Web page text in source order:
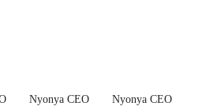
Nyonya CEO
Nyonya CEO